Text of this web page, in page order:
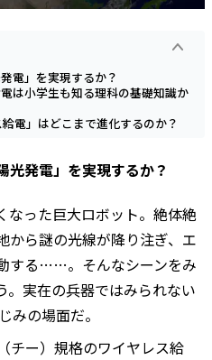
電」を実現するか？
は小学生も知る理科の基礎知識か
電」はどこまで進化するのか？
光発電」を実現するか？
なった巨大ロボット。絶体絶
ら謎の光線が降り注ぎ、エ
する……。そんなシーンをみ
。実在の兵器ではみられない
みの場面だ。
チー）規格のワイヤレス給